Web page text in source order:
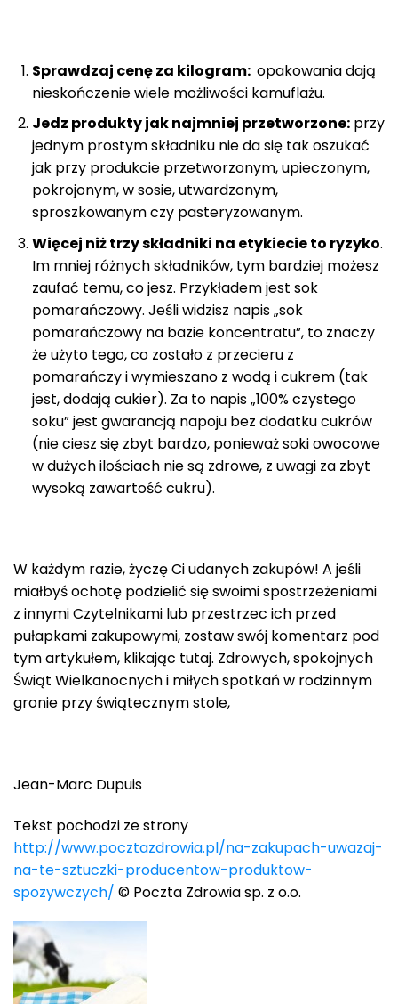
Sprawdzaj cenę za kilogram: opakowania dają
nieskończenie wiele możliwości kamuflażu.
Jedz produkty jak najmniej przetworzone:przy
jednym prostym składniku nie da się tak oszukać
jak przy produkcie przetworzonym, upieczonym,
pokrojonym, w sosie, utwardzonym,
sproszkowanym czy pasteryzowanym.
Więcej niż trzy składniki na etykiecie to ryzyko.
Im mniej różnych składników, tym bardziej możesz
zaufać temu, co jesz. Przykładem jest sok
pomarańczowy. Jeśli widzisz napis „sok
pomarańczowy na bazie koncentratu”, to znaczy
że użyto tego, co zostało z przecieru z
pomarańczy i wymieszano z wodą i cukrem (tak
jest, dodają cukier). Za to napis „100% czystego
soku” jest gwarancją napoju bez dodatku cukrów
(nie ciesz się zbyt bardzo, ponieważ soki owocowe
w dużych ilościach nie są zdrowe, z uwagi za zbyt
wysoką zawartość cukru).
W każdym razie, życzę Ci udanych zakupów! A jeśli
miałbyś ochotę podzielić się swoimi spostrzeżeniami
z innymi Czytelnikami lub przestrzec ich przed
pułapkami zakupowymi, zostaw swój komentarz pod
tym artykułem, klikając tutaj. Zdrowych, spokojnych
Świąt Wielkanocnych i miłych spotkań w rodzinnym
gronie przy świątecznym stole,
Jean-Marc Dupuis
Tekst pochodzi ze strony
http://www.pocztazdrowia.pl/na-zakupach-uwazaj-
na-te-sztuczki-producentow-produktow-
spozywczych/ © Poczta Zdrowia sp. z o.o.